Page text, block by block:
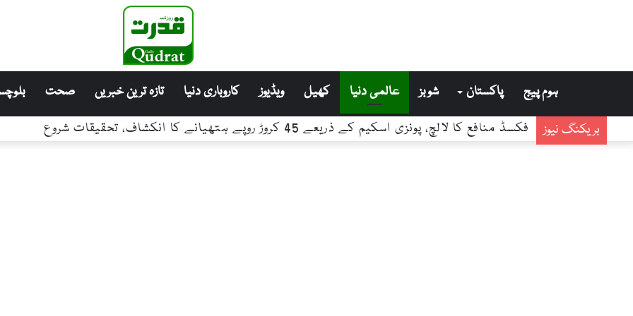
ہوم پیج پاکستان شوبز عالمی دنیا کھیل ویڈیوز کاروباری دنیا تازہ ترین خبریں صحت
بریکنگ نیوز مکہ مکرمہ جیسی مقدس سرزمین پر اس اہم معاہدے کا طے پانا اپنے اندر خصوصی روحانی اور